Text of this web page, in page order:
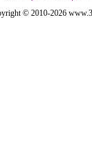
©2010-2026